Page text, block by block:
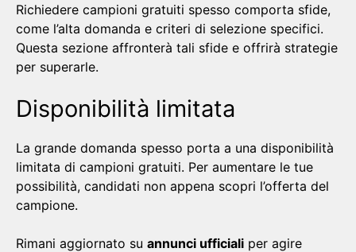
Richiedere campioni gratuiti spesso comporta sfide,
come l’alta domanda e criteri di selezione specifici.
Questa sezione affronterà tali sfide e offrirà strategie
per superarle.
Disponibilità limitata
La grande domanda spesso porta a una disponibilità
limitata di campioni gratuiti. Per aumentare le tue
possibilità, candidati non appena scopri l’offerta del
campione.
Rimani aggiornato su annunci ufficiali per agire